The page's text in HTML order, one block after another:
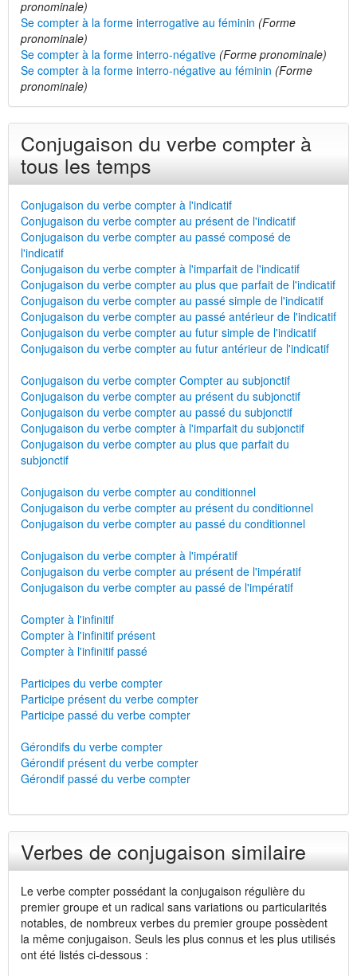
pronominale)
Se compter à la forme interrogative au féminin (Forme
pronominale)
Se compter à la forme interro-négative (Forme pronominale)
Se compter à la forme interro-négative au féminin (Forme
pronominale)
Conjugaison du verbe compter à
tous les temps
Conjugaison du verbe compter à l'indicatif
Conjugaison du verbe compter au présent de l'indicatif
Conjugaison du verbe compter au passé composé de
l'indicatif
Conjugaison du verbe compter à l'imparfait de l'indicatif
Conjugaison du verbe compter au plus que parfait de l'indicatif
Conjugaison du verbe compter au passé simple de l'indicatif
Conjugaison du verbe compter au passé antérieur de l'indicatif
Conjugaison du verbe compter au futur simple de l'indicatif
Conjugaison du verbe compter au futur antérieur de l'indicatif
Conjugaison du verbe compter Compter au subjonctif
Conjugaison du verbe compter au présent du subjonctif
Conjugaison du verbe compter au passé du subjonctif
Conjugaison du verbe compter à l'imparfait du subjonctif
Conjugaison du verbe compter au plus que parfait du
subjonctif
Conjugaison du verbe compter au conditionnel
Conjugaison du verbe compter au présent du conditionnel
Conjugaison du verbe compter au passé du conditionnel
Conjugaison du verbe compter à l'impératif
Conjugaison du verbe compter au présent de l'impératif
Conjugaison du verbe compter au passé de l'impératif
Compter à l'infinitif
Compter à l'infinitif présent
Compter à l'infinitif passé
Participes du verbe compter
Participe présent du verbe compter
Participe passé du verbe compter
Gérondifs du verbe compter
Gérondif présent du verbe compter
Gérondif passé du verbe compter
Verbes de conjugaison similaire
Le verbe compter possédant la conjugaison régulière du
premier groupe et un radical sans variations ou particularités
notables, de nombreux verbes du premier groupe possèdent
la même conjugaison. Seuls les plus connus et les plus utilisés
ont été listés ci-dessous :